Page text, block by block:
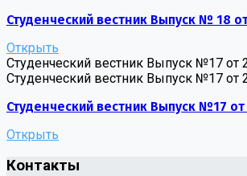
Студенческий вестник Выпуск № 18
Открыть
Студенческий вестник Выпуск №17 от
Студенческий вестник Выпуск №17 от
Студенческий вестник Выпуск №17 от
Открыть
Контакты